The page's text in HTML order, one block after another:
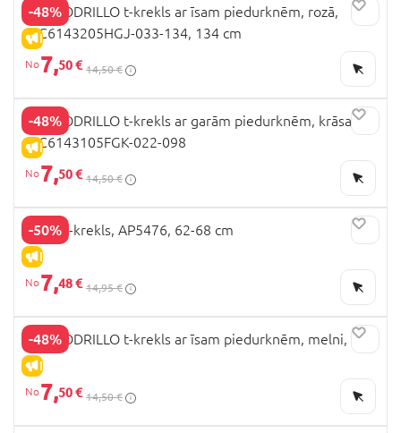
-48%
IZPĀRDOŠANA
COCCODRILLO t-krekls ar īsam piedurknēm, rozā,
WC6143205HGJ-033-134, 134 cm
7,50 € 14,50 €
-48%
IZPĀRDOŠANA
COCCODRILLO t-krekls ar garām piedurknēm, krāsaini,
WC6143105FGK-022-098
7,50 € 14,50 €
-50%
IZPĀRDOŠANA
NEXT t-krekls, AP5476, 62-68 cm
7,48 € 14,95 €
-48%
IZPĀRDOŠANA
COCCODRILLO t-krekls ar īsam piedurknēm, melni, cm
7,50 € 14,50 €